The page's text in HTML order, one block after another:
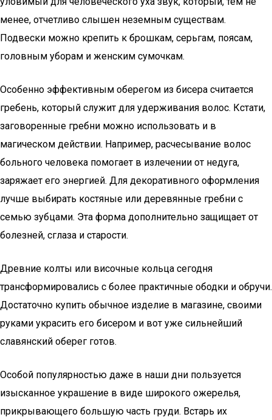
менее, отчетливо слышен неземным существам.
Подвески можно крепить к брошкам, серьгам, поясам,
головным уборам и женским сумочкам.
Особенно эффективным оберегом из бисера считается
гребень, который служит для удерживания волос. Кстати,
заговоренные гребни можно использовать и в
магическом действии. Например, расчесывание волос
больного человека помогает в излечении от недуга,
заряжает его энергией. Для декоративного оформления
лучше выбирать костяные или деревянные гребни с
семью зубцами. Эта форма дополнительно защищает от
болезней, сглаза и старости.
Древние колты или височные кольца сегодня
трансформировались с более практичные ободки и обручи.
Достаточно купить обычное изделие в магазине, своими
руками украсить его бисером и вот уже сильнейший
славянский оберег готов.
Особой популярностью даже в наши дни пользуется
изысканное украшение в виде широкого ожерелья,
прикрывающего большую часть груди. Встарь их